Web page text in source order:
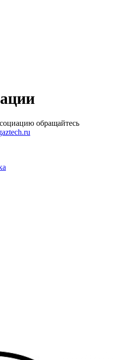
обращайтесь